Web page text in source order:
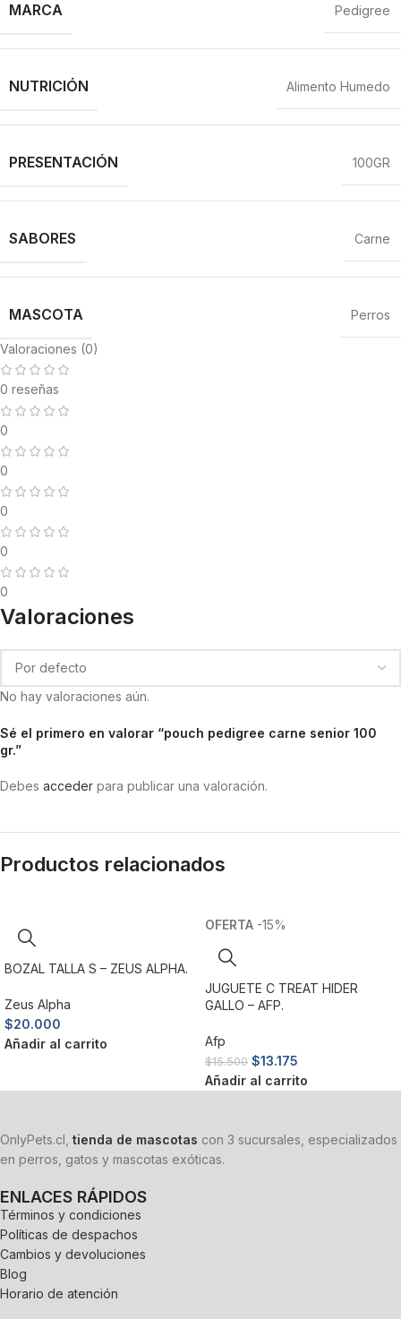
MARCA Pedigree
NUTRICIÓN Alimento Humedo
PRESENTACIÓN 100GR
SABORES Carne
MASCOTA Perros
Valoraciones (0)
0 reseñas
0
0
0
0
0
Valoraciones
No hay valoraciones aún.
Sé el primero en valorar “pouch pedigree carne senior 100
gr.”
Debes acceder para publicar una valoración.
Productos relacionados
BOZAL TALLA S – ZEUS ALPHA.
Zeus Alpha
$20.000
Añadir al carrito
-15%
JUGUETE C TREAT HIDER
GALLO – AFP.
Afp
$15.500 $13.175
Añadir al carrito
OnlyPets.cl, tienda de mascotas con 3 sucursales, especializados
en perros, gatos y mascotas exóticas.
ENLACES RÁPIDOS
Términos y condiciones
Políticas de despachos
Cambios y devoluciones
Blog
Horario de atención